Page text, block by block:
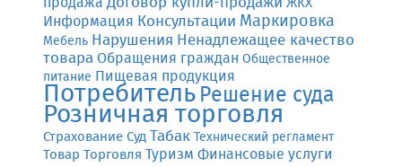
Информация Консультации Маркировка
Мебель Нарушения Ненадлежащее качество
товара Обращения граждан Общественное
питание Пищевая продукция
ПотребительРешение суда
Розничная торговля
СтрахованиеСудТабакТехнический регламент
Товар Торговля Туризм Финансовые услуги